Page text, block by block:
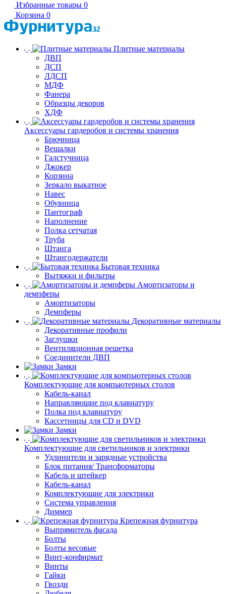
Избранные товары 0
Корзина 0
Плитные материалы
ДВП
ДСП
ЛДСП
МДФ
Фанера
Образцы декоров
ХДФ
Аксессуары гардеробов и системы хранения
Брючница
Вешалки
Галстучница
Джокер
Корзина
Зеркало выкатное
Навес
Обувница
Пантограф
Наполнение
Полка сетчатая
Труба
Штанга
Штангодержатели
Бытовая техника
Вытяжки и фильтры
Амортизаторы и
демпферы
Амортизаторы
Демпферы
Декоративные материалы
Декоративные профили
Заглушки
Вентиляционная решетка
Соединители ДВП
Замки
Комплектующие для компьютерных столов
Кабель-канал
Направляющие под клавиатуру
Полка под клавиатуру
Кассетницы для CD и DVD
Замки
Комплектующие для светильников и электрики
Удлинители и зарядные устройства
Блок питания/ Трансформаторы
Кабель и штейкер
Кабель-канал
Комплектующие для электрики
Система управления
Диммер
Крепежная фурнитура
Выпрямитель фасада
Болты
Болты весовые
Винт-конфирмат
Винты
Гайки
Гвозди